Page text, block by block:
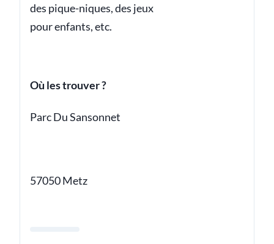
des pique-niques, des jeux
pour enfants, etc.
Où les trouver ?
Parc Du Sansonnet
57050 Metz